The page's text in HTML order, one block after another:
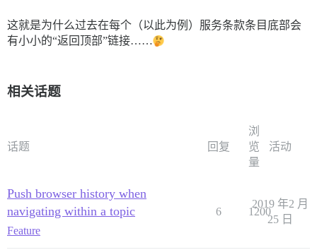
这就是为什么过去在每个（以此为例）服务条款条目底部会
有小小的“返回顶部”链接……
相关话题
话题 回复
浏
览
量
活动
Push browser history when
navigating within a topic
Feature
6 1200
2019 年2 月
25 日